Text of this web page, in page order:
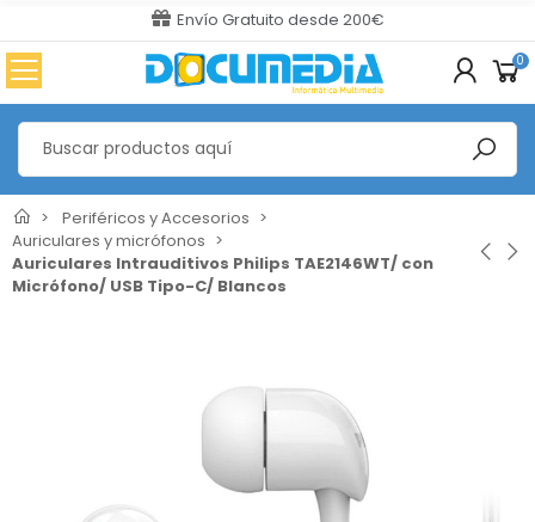
Envío Gratuito desde 200€
0
Periféricos y Accesorios
Auriculares y micrófonos
Auriculares Intrauditivos Philips TAE2146WT/ con
Micrófono/ USB Tipo-C/ Blancos